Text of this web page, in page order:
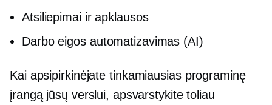
Atsiliepimai ir apklausos
Darbo eigos automatizavimas (AI)
Kai apsipirkinėjate tinkamiausiasprograminę
įrangą jūsų verslui, apsvarstykite toliau